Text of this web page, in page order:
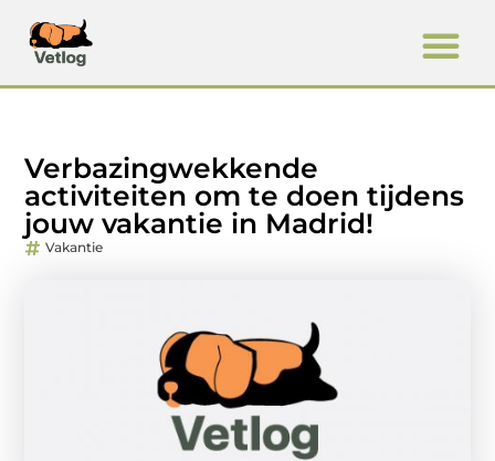
Verbazingwekkende
activiteiten om te doen tijdens
jouw vakantie in Madrid!
Vakantie